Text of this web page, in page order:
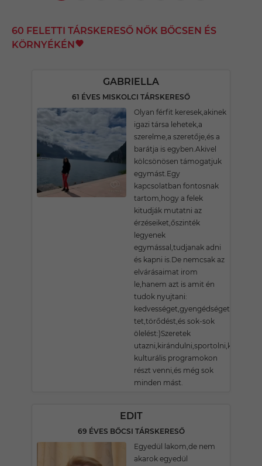
60 FELETTI TÁRSKERESŐ NŐK BŐCSEN ÉS
KÖRNYÉKÉN
GABRIELLA
61 ÉVES MISKOLCI TÁRSKERESŐ
Olyan férfit keresek,akinek
igazi társa lehetek,a
szerelme,a szeretője,és a
barátja is egyben.Akivel
kölcsönösen támogatjuk
egymást.Egy
kapcsolatban fontosnak
tartom,hogy a felek
kitudják mutatni az
érzéseiket,őszinték
legyenek
egymással,tudjanak adni
és kapni is.De nemcsak az
elvárásaimat irom
le,hanem azt is amit én
tudok nyujtani:
kedvességet,gyengédséget,szerete-
tet,törődést,és sok-sok
ölelést:)Szeretek
kulturális programokon
részt venni,és még sok
minden mást.
EDIT
69 ÉVES BŐCSI TÁRSKERESŐ
Egyedül lakom,de nem
akarok egyedül